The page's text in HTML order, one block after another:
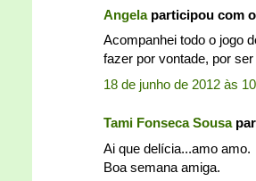
Angelaparticipou com
Acompanhei todo o jogo
fazer por vontade, por
18 de junho de 2012 às
Tami Fonseca Sousa
Ai que delícia...amo amo.
Boa semana amiga.